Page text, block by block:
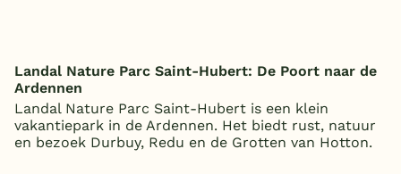
Landal Nature Parc Saint-Hubert: De Poort naar de
Ardennen
Landal Nature Parc Saint-Hubert is een klein
vakantiepark in de Ardennen. Het biedt rust, natuur
en bezoek Durbuy, Redu en de Grotten van Hotton.